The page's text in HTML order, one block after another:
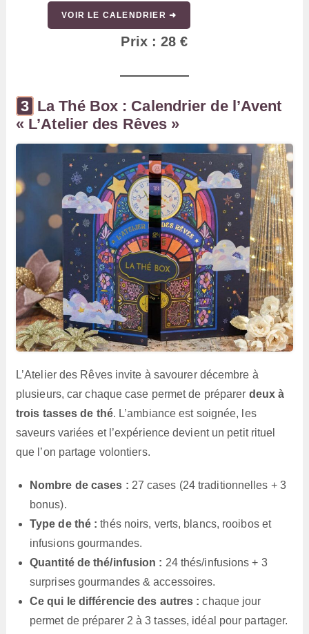
VOIR LE CALENDRIER ➜
Prix : 28 €
La Thé Box : Calendrier de l’Avent
« L’Atelier des Rêves »
L’Atelier des Rêves invite à savourer décembre à
plusieurs, car chaque case permet de préparer deux à
trois tasses de thé. L’ambiance est soignée, les
saveurs variées et l’expérience devient un petit rituel
que l’on partage volontiers.
Nombre de cases : 27 cases (24 traditionnelles + 3
bonus).
Type de thé : thés noirs, verts, blancs, rooibos et
infusions gourmandes.
Quantité de thé/infusion : 24 thés/infusions + 3
surprises gourmandes & accessoires.
Ce qui le différencie des autres : chaque jour
permet de préparer 2 à 3 tasses, idéal pour partager.